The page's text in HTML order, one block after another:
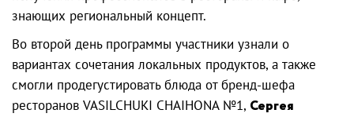
знающих региональный концепт.
Во второй день программы участники узнали о
вариантах сочетания локальных продуктов, а также
смогли продегустировать блюда от бренд-шефа
ресторанов VASILCHUKI CHAIHONA №1, Сергея